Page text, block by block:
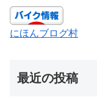
にほんブログ村
最近の投稿